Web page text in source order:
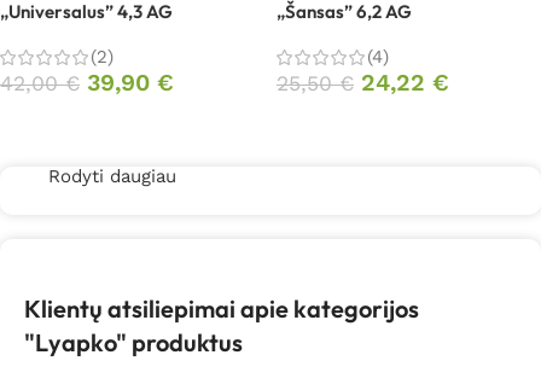
„Universalus” 4,3 AG
(2)
42,00€ 39,90 €
„Šansas” 6,2 AG
(4)
25,50€ 24,22 €
Rodyti daugiau
Klientų atsiliepimai apie kategorijos
"Lyapko" produktus